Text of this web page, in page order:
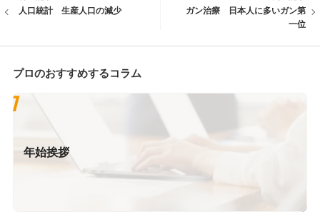
人口統計 生産人口の減少
ガン治療 日本人に多いガン第
一位
プロのおすすめするコラム
年始挨拶